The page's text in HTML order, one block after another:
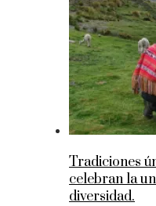
Tradiciones
celebran la
diversidad.